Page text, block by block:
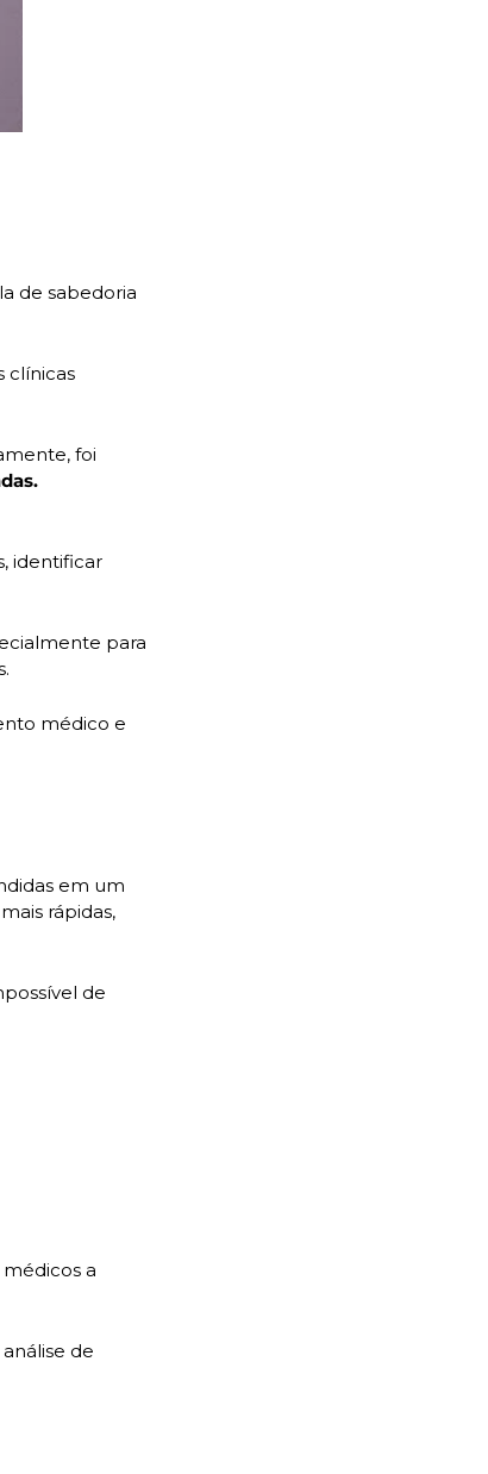
de sabedoria
clínicas
foi
identificar
para
médico e
em um
rápidas,
de
a
de